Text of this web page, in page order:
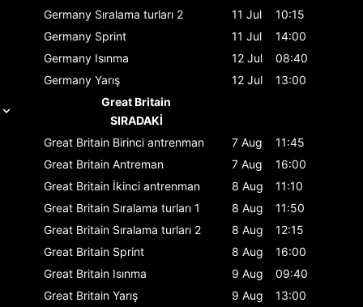
Germany Sıralama turları 2 11 Jul
10:15
Germany Sprint 11 Jul
14:00
Germany Isınma 12 Jul
08:40
Germany Yarış 12 Jul
13:00
Great Britain
SIRADAKİ
Great Britain Birinci antrenman 7 Aug
11:45
Great Britain Antreman 7 Aug
16:00
Great Britain İkinci antrenman 8 Aug
11:10
Great Britain Sıralama turları 1 8 Aug
11:50
Great Britain Sıralama turları 2 8 Aug
12:15
Great Britain Sprint 8 Aug
16:00
Great Britain Isınma 9 Aug
09:40
Great Britain Yarış 9 Aug
13:00